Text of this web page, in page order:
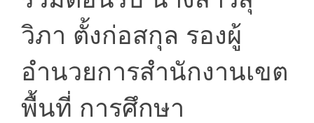
วิภา ตั้งก่อสกุล รองผู้
อำนวยการสำนักงานเขต
พื้นที่ การศึกษา